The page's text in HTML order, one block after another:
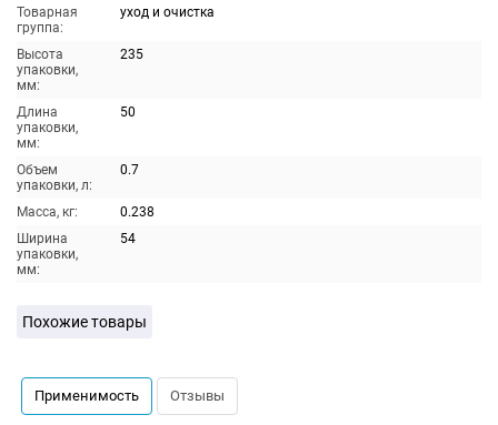
Товарная
группа:
уход и очистка
Высота
упаковки,
мм:
235
Длина
упаковки,
мм:
50
Объем
упаковки, л:
0.7
Масса, кг:
0.238
Ширина
упаковки,
мм:
54
Похожие товары
Применимость Отзывы